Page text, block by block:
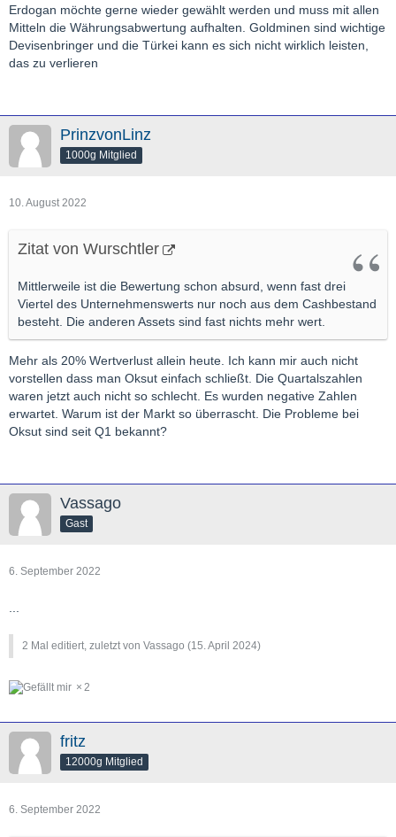
Erdogan möchte gerne wieder gewählt werden und muss mit allen
Mitteln die Währungsabwertung aufhalten. Goldminen sind wichtige
Devisenbringer und die Türkei kann es sich nicht wirklich leisten,
das zu verlieren
PrinzvonLinz
1000g Mitglied
10. August 2022
Zitat von Wurschtler
Mittlerweile ist die Bewertung schon absurd, wenn fast drei
Viertel des Unternehmenswerts nur noch aus dem Cashbestand
besteht. Die anderen Assets sind fast nichts mehr wert.
Mehr als 20% Wertverlust allein heute. Ich kann mir auch nicht
vorstellen dass man Oksut einfach schließt. Die Quartalszahlen
waren jetzt auch nicht so schlecht. Es wurden negative Zahlen
erwartet. Warum ist der Markt so überrascht. Die Probleme bei
Oksut sind seit Q1 bekannt?
Vassago
Gast
6. September 2022
2 Mal editiert, zuletzt von Vassago (15. April 2024)
2
fritz
12000g Mitglied
6. September 2022